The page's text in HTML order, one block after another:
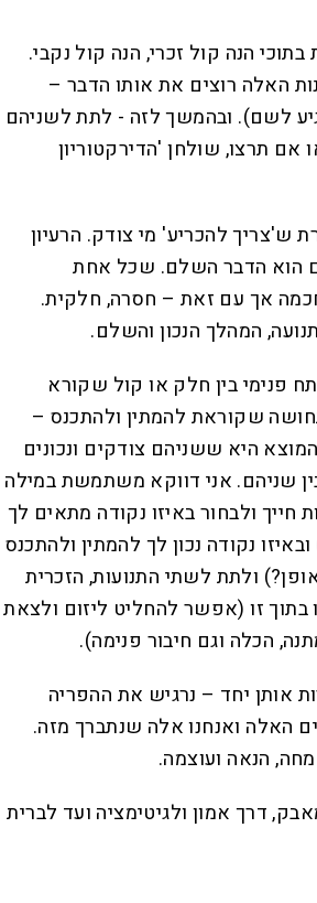
הנה קול זכרי, הנה קול נקבי.
האלה רוצים את אותו הדבר –
לשם). ובהמשך לזה - לתת לשניהם
אם תרצו, שולחן 'הדירקטוריון
להכריע' מי צודק. הרעיון
הוא הדבר השלם. שכל אחת
אך עם זאת – חסרה, חלקית.
המהלך הנכון והשלם.
פנימי בין חלק או קול שקורא
שקוראת להמתין ולהתכנס –
היא ששניהם צודקים ונכונים
שניהם. אני דווקא משתמשת במילה
חייך ולבחור באיזו נקודה מתאים לך
נקודה נכון לך להמתין ולהתכנס
ולתת לשתי התנועות, הזכרית
בתוך זו (אפשר להחליט ליזום ולצאת
הכלה וגם חיבור פנימה).
אותן יחד – נרגיש את ההפריה
האלה ואנחנו אלה שנתברך מזה.
הנאה ועוצמה.
דרך אמון ולגיטימציה ועד לברית